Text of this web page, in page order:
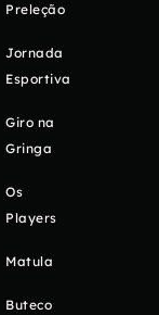
Preleção
Jornada
Esportiva
Giro na
Gringa
Os
Players
Matula
Buteco